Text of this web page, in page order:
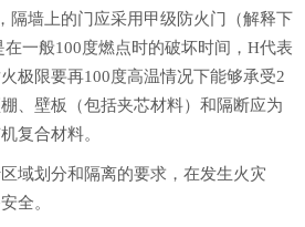
隔墙上的门应采用甲级防火门（解释下
一般100度燃点时的破坏时间，H代表
极限要再100度高温情况下能够承受2
、壁板（包括夹芯材料）和隔断应为
复合材料。
域划分和隔离的要求，在发生火灾
全。